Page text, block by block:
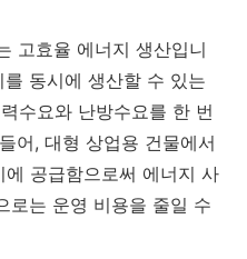
고효율 에너지 생산입니
동시에 생산할 수 있는
수요와 난방수요를 한 번
어, 대형 상업용 건물에서
공급함으로써 에너지 사
로는 운영 비용을 줄일 수